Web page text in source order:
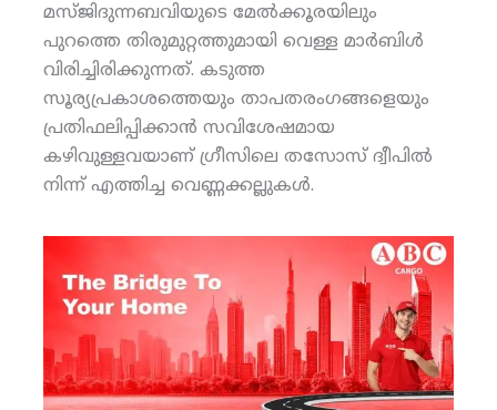
മസ്ജിദുന്നബവിയുടെ മേല്‍ക്കൂരയിലും
പുറത്തെ തിരുമുറ്റത്തുമായി വെള്ള മാര്‍ബിള്‍
വിരിച്ചിരിക്കുന്നത്. കടുത്ത
സൂര്യപ്രകാശത്തെയും താപതരംഗങ്ങളെയും
പ്രതിഫലിപ്പിക്കാന്‍ സവിശേഷമായ
കഴിവുള്ളവയാണ് ഗ്രീസിലെ തസോസ് ദ്വീപില്‍
നിന്ന് എത്തിച്ച വെണ്ണക്കല്ലുകള്‍.